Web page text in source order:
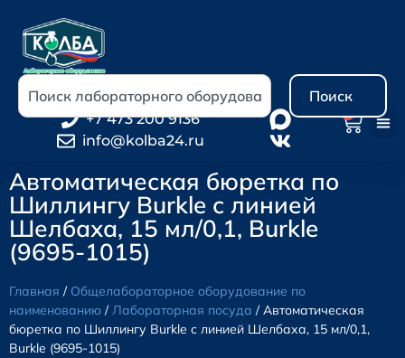
Поиск
+7 473 200 9136
info@kolba24.ru
Автоматическая бюретка по
Шиллингу Burkle с линией
Шелбаха, 15 мл/0,1, Burkle
(9695-1015)
Главная / Общелабораторное оборудование по
наименованию /Лабораторная посуда / Автоматическая
бюретка по Шиллингу Burkle с линией Шелбаха, 15 мл/0,1,
Burkle (9695-1015)